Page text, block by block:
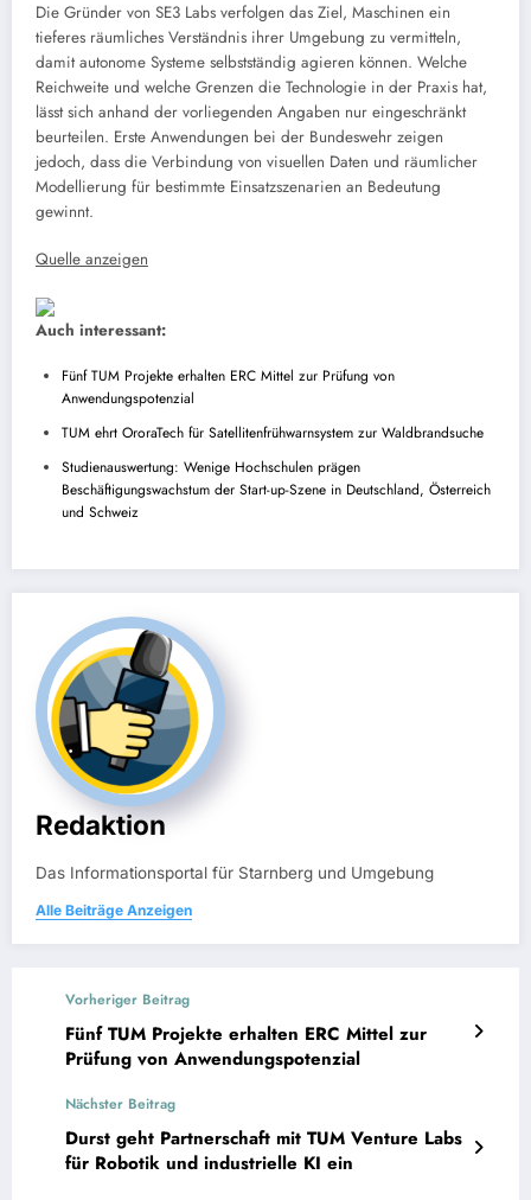
Die Gründer von SE3 Labs verfolgen das Ziel, Maschinen ein
tieferes räumliches Verständnis ihrer Umgebung zu vermitteln,
damit autonome Systeme selbstständig agieren können. Welche
Reichweite und welche Grenzen die Technologie in der Praxis hat,
lässt sich anhand der vorliegenden Angaben nur eingeschränkt
beurteilen. Erste Anwendungen bei der Bundeswehr zeigen
jedoch, dass die Verbindung von visuellen Daten und räumlicher
Modellierung für bestimmte Einsatzszenarien an Bedeutung
gewinnt.
Quelle anzeigen
Auch interessant:
Fünf TUM Projekte erhalten ERC Mittel zur Prüfung von
Anwendungspotenzial
TUM ehrt OroraTech für Satellitenfrühwarnsystem zur Waldbrandsuche
Studienauswertung: Wenige Hochschulen prägen
Beschäftigungswachstum der Start-up-Szene in Deutschland, Österreich
und Schweiz
Redaktion
Das Informationsportal für Starnberg und Umgebung
Alle Beiträge Anzeigen
Vorheriger Beitrag
Fünf TUM Projekte erhalten ERC Mittel zur
Prüfung von Anwendungspotenzial
Nächster Beitrag
Durst geht Partnerschaft mit TUM Venture Labs
für Robotik und industrielle KI ein